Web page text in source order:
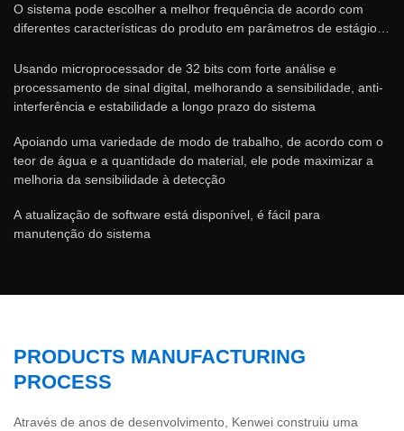
O sistema pode escolher a melhor frequência de acordo com
diferentes características do produto em parâmetros de estágio
Usando microprocessador de 32 bits com forte análise e
processamento de sinal digital, melhorando a sensibilidade, anti-
interferência e estabilidade a longo prazo do sistema
Apoiando uma variedade de modo de trabalho, de acordo com o
teor de água e a quantidade do material, ele pode maximizar a
melhoria da sensibilidade à detecção
A atualização de software está disponível, é fácil para
manutenção do sistema
PRODUCTS MANUFACTURING
PROCESS
Através de anos de desenvolvimento, Kenwei construiu uma